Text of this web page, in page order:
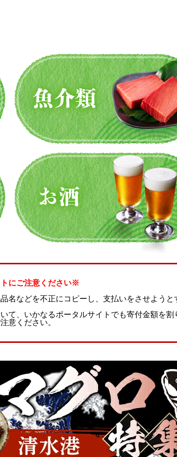
にご注意ください※
名などを不正にコピーし、支払いをさせよう
て、いかなるポータルサイトでも寄付金額を
意ください。